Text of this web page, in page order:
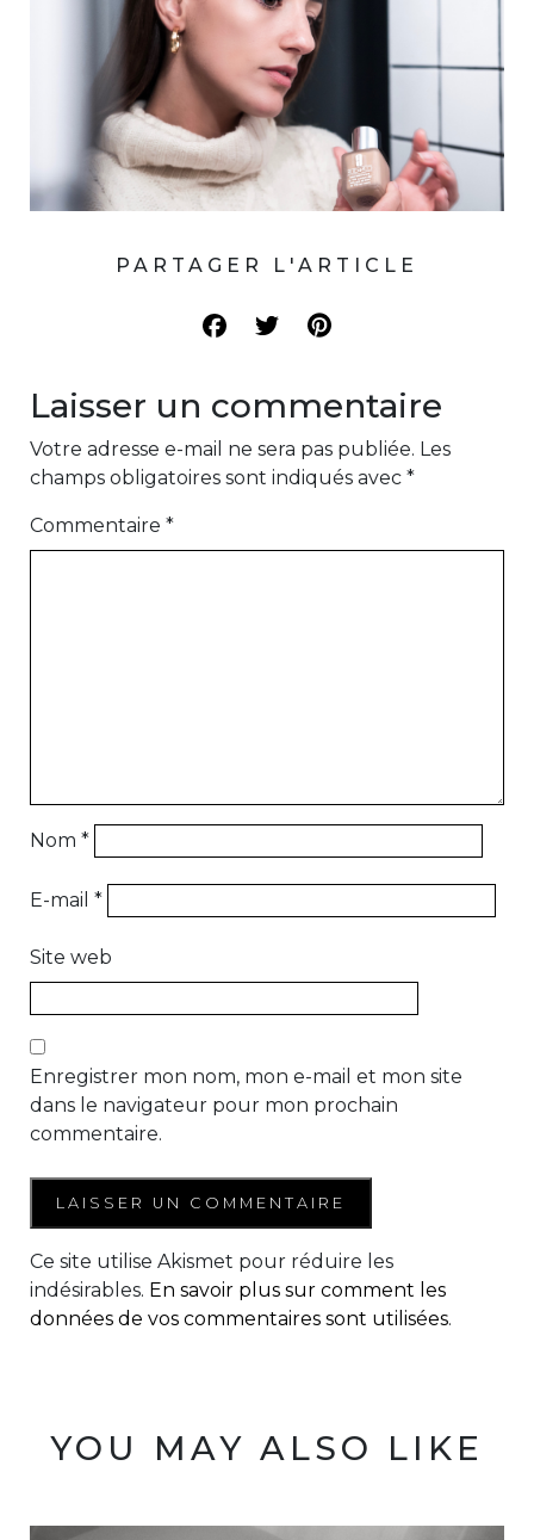
PARTAGER L'ARTICLE
Laisser un commentaire
Votre adresse e-mail ne sera pas publiée. Les
champs obligatoires sont indiqués avec *
Commentaire *
Nom *
E-mail *
Site web
Enregistrer mon nom, mon e-mail et mon site
dans le navigateur pour mon prochain
commentaire.
Ce site utilise Akismet pour réduire les
indésirables. En savoir plus sur comment les
données de vos commentaires sont utilisées.
YOU MAY ALSO LIKE